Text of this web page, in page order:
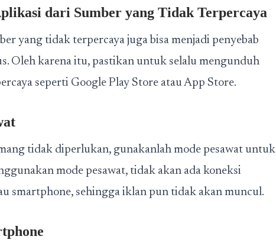
dari Sumber yang Tidak Terpercaya
yang tidak terpercaya juga bisa menjadi penyebab
Oleh karena itu, pastikan untuk selalu mengunduh
seperti Google Play Store atau App Store.
tidak diperlukan, gunakanlah mode pesawat untuk
mode pesawat, tidak akan ada koneksi
smartphone, sehingga iklan pun tidak akan muncul.